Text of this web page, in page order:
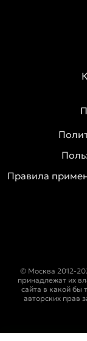
Правила
© Москва 2012-
принадлежат их
сайта в какой
авторских прав